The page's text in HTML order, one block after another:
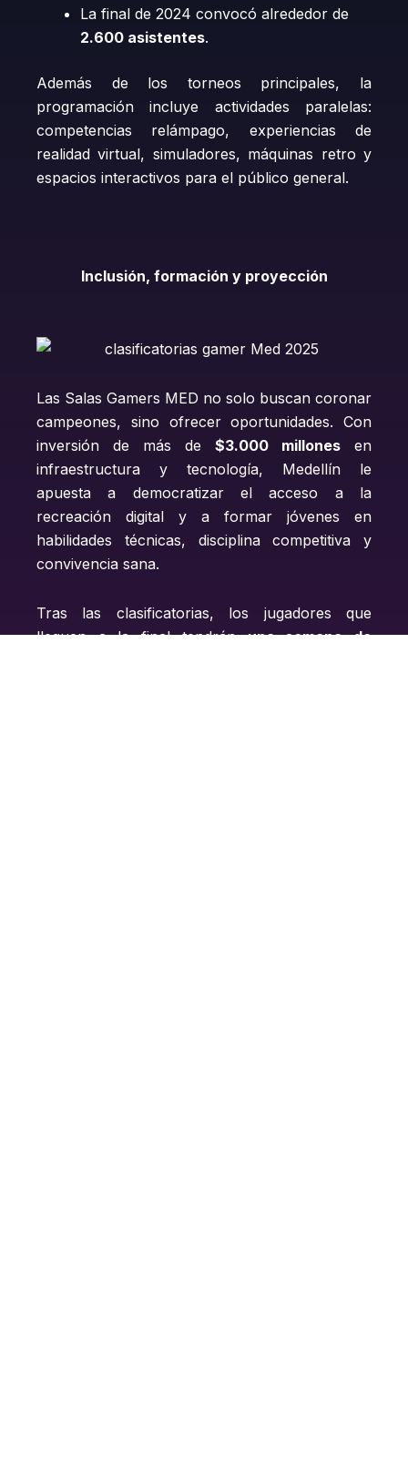
La final de 2024 convocó alrededor de
2.600 asistentes.
Además de los torneos principales, la
programación incluye actividades paralelas:
competencias relámpago, experiencias de
realidad virtual, simuladores, máquinas retro y
espacios interactivos para el público general.
Inclusión, formación y proyección
Las Salas Gamers MED no solo buscan coronar
campeones, sino ofrecer oportunidades. Con
inversión de más de $3.000 millones en
infraestructura y tecnología, Medellín le
apuesta a democratizar el acceso a la
recreación digital y a formar jóvenes en
habilidades técnicas, disciplina competitiva y
convivencia sana.
Tras las clasificatorias, los jugadores que
lleguen a la final tendránuna semana de